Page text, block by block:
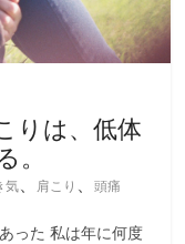
りは、低体
気、 肩こり 、頭痛
った 私は年に何度